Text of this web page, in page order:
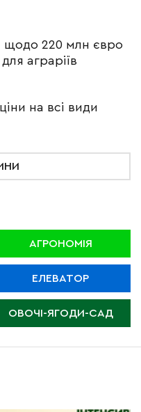
щодо 220 млн євро
аграріїв
на всі види
АГРОНОМІЯ
ЕЛЕВАТОР
ОВОЧІ-ЯГОДИ-САД